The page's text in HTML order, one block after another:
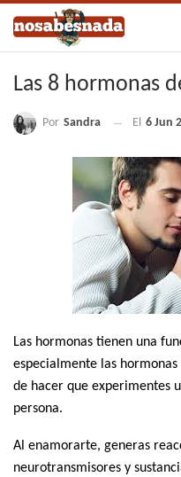
Las 8 hormonas
Por Sandra El 6 Jun
Las hormonas tienen una
especialmente las
de hacer que experimentes
persona.
Al enamorarte, generas
neurotransmisores y